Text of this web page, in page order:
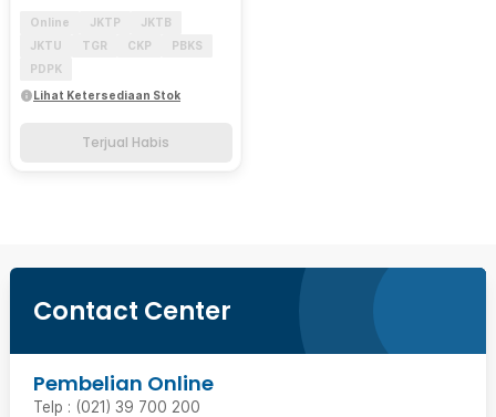
Online JKTP
JKTB
JKTU
TGR CKP
PBKS
PDPK
Lihat Ketersediaan Stok
Terjual Habis
Contact Center
Pembelian Online
Telp : (021) 39 700 200